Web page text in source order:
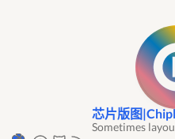
芯片版图
Sometimes